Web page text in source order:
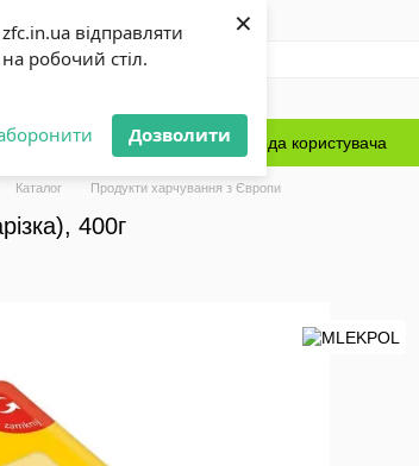
відправляти
робочий стіл.
Дозволити
×
Обмін та повернення Блог Угода користувача
Каталог Продукти харчування з Європи
400г